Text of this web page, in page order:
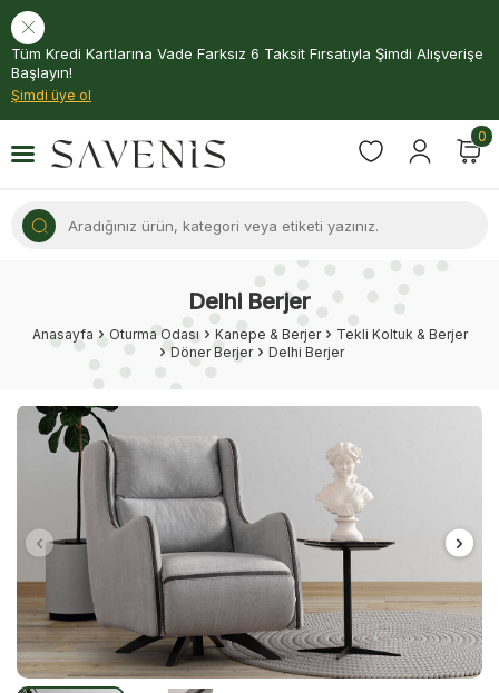
Tüm Kredi Kartlarına Vade Farksız 6 Taksit Fırsatıyla Şimdi Alışverişe
Başlayın!
Şimdi üye ol
0
Delhi Berjer
Anasayfa Oturma Odası Kanepe & Berjer
Tekli Koltuk & Berjer
Döner Berjer
Delhi Berjer